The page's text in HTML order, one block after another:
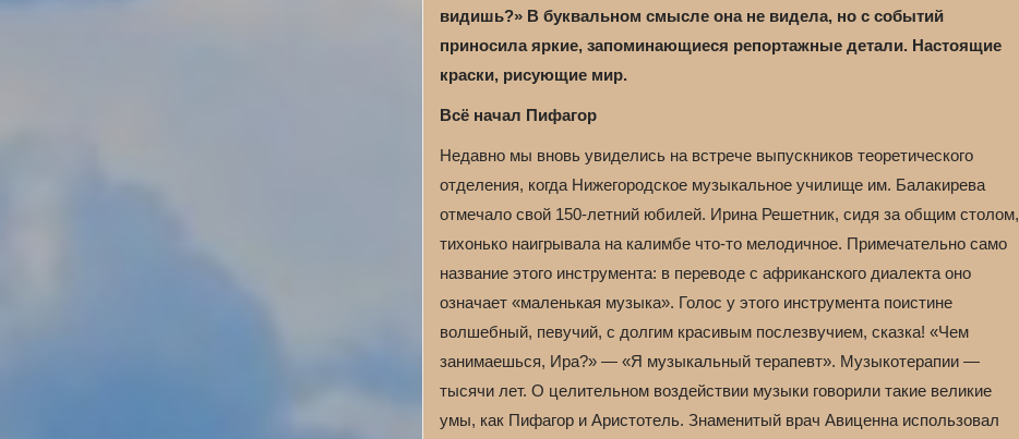
видишь?» В буквальном смысле она не видела, но с событий
приносила яркие, запоминающиеся репортажные детали. Настоящие
краски, рисующие мир.
Всё начал Пифагор
Недавно мы вновь увиделись на встрече выпускников теоретического
отделения, когда Нижегородское музыкальное училище им. Балакирева
отмечало свой 150-летний юбилей. Ирина Решетник, сидя за общим столом,
тихонько наигрывала на калимбе что-то мелодичное. Примечательно само
название этого инструмента: в переводе с африканского диалекта оно
означает «маленькая музыка». Голос у этого инструмента поистине
волшебный, певучий, с долгим красивым послезвучием, сказка! «Чем
занимаешься, Ира?» — «Я музыкальный терапевт». Музыкотерапии —
тысячи лет. О целительном воздействии музыки говорили такие великие
умы, как Пифагор и Аристотель. Знаменитый врач Авиценна использовал